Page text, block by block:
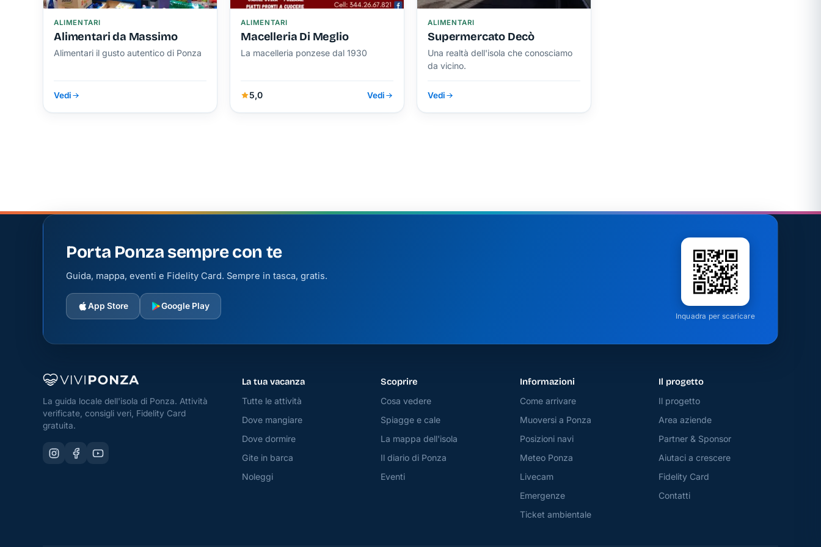
ALIMENTARI
Alimentari da Massimo
Alimentari il gusto autentico di Ponza
Vedi
ALIMENTARI
Macelleria Di Meglio
La macelleria ponzese dal 1930
5,0 Vedi
ALIMENTARI
Supermercato Decò
Una realtà dell'isola che conosciamo
da vicino.
Vedi
Porta Ponza sempre con te
Guida, mappa, eventi e Fidelity Card. Sempre in tasca, gratis.
App Store Google Play
Inquadra per scaricare
La guida locale dell'isola di Ponza. Attività
verificate, consigli veri, Fidelity Card
gratuita.
La tua vacanza
Tutte le attività
Dove mangiare
Dove dormire
Gite in barca
Noleggi
Scoprire
Cosa vedere
Spiagge e cale
La mappa dell'isola
Il diario di Ponza
Eventi
Informazioni
Come arrivare
Muoversi a Ponza
Posizioni navi
Meteo Ponza
Livecam
Emergenze
Ticket ambientale
Il progetto
Il progetto
Area aziende
Partner & Sponsor
Aiutaci a crescere
Fidelity Card
Contatti